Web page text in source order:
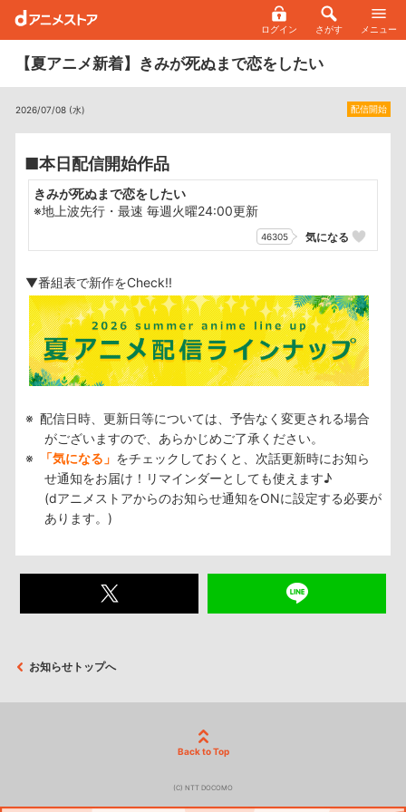
ログイン さがす メニュー
【夏アニメ新着】きみが死ぬまで恋をしたい
配信開始
2026/07/08 (水)
■本日配信開始作品
きみが死ぬまで恋をしたい
※地上波先行・最速 毎週火曜24:00更新
46305 気になる
▼番組表で新作をCheck!!
配信日時、更新日等については、予告なく変更される場合
がございますので、あらかじめご了承ください。
「気になる」 をチェックしておくと、次話更新時にお知ら
せ通知をお届け！リマインダーとしても使えます♪
(dアニメストアからのお知らせ通知をONに設定する必要が
あります。)
お知らせトップへ
Back to Top
(C) NTT DOCOMO